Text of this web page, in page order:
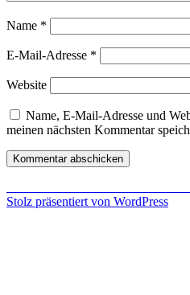
Name *
E-Mail-Adresse *
Website
Name, E-Mail-Adresse und
meinen nächsten Kommentar
Beitragsnavigation
Stolz präsentiert von WordPress